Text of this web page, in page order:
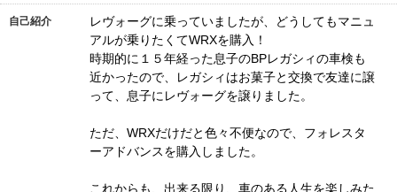
自己紹介
レヴォーグに乗っていましたが、どうしてもマニュ
アルが乗りたくてWRXを購入！
時期的に１５年経った息子のBPレガシィの車検も
近かったので、レガシィはお菓子と交換で友達に譲
って、息子にレヴォーグを譲りました。
ただ、WRXだけだと色々不便なので、フォレスタ
ーアドバンスを購入しました。
これからも、出来る限り、車のある人生を楽しみた